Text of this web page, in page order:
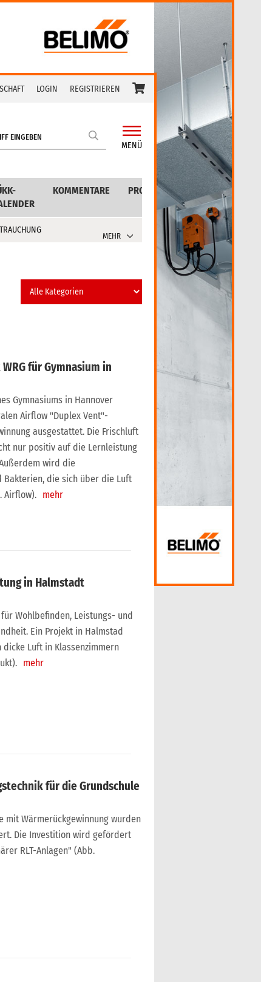
LOGIN REGISTRIEREN
MENÜ
KOMMENTARE PRODUKTE
MEHR
für Gymnasium in
Gymnasiums in Hannover
Airflow "Duplex Vent"-
ausgestattet. Die Frischluft
nur positiv auf die Lernleistung
wird die
Bakterien, die sich über die Luft
Airflow). mehr
in Halmstadt
Wohlbefinden, Leistungs- und
Ein Projekt in Halmstad
Luft in Klassenzimmern
mehr
für die Grundschule
mit Wärmerückgewinnung wurden
Die Investition wird gefördert
RLT-Anlagen" (Abb.